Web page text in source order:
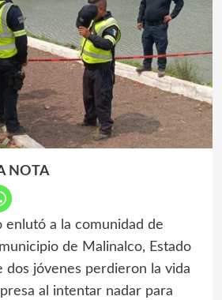
NOTA
enlutó a la comunidad de
de Malinalco, Estado
dos jóvenes perdieron la vida
al intentar nadar para